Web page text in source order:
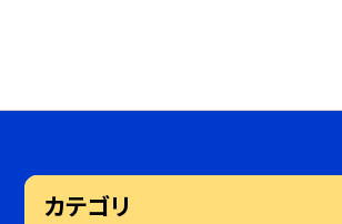
カテゴリ